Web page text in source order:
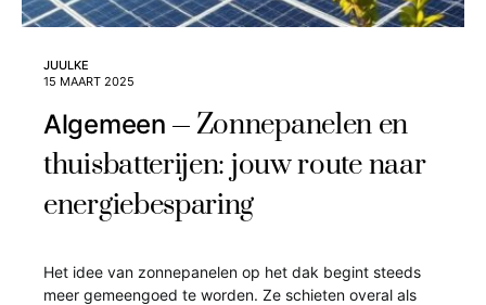
JUULKE
15 MAART 2025
Algemeen
Zonnepanelen en
thuisbatterijen: jouw route naar
energiebesparing
Het idee van zonnepanelen op het dak begint steeds
meer gemeengoed te worden. Ze schieten overal als